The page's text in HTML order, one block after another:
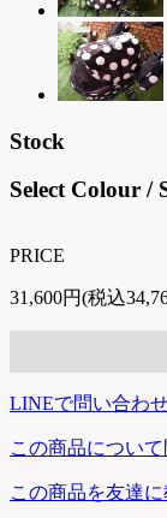
Stock
Select Colour /
PRICE
31,600円(税込
LINEで問い合わ
この商品につい
この商品を友達に